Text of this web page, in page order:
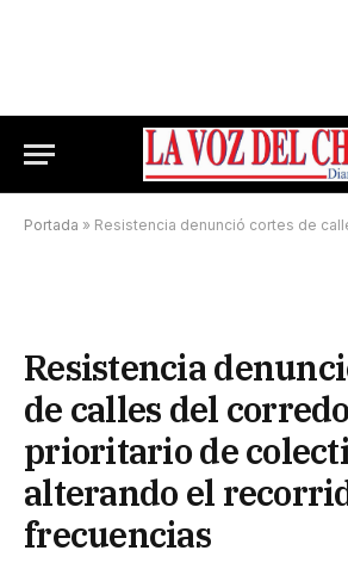
Portada » Resistencia denunció cortes de calles del corredor prioritario de
Resistencia
de calles del
prioritario de
alterando el
frecuencias